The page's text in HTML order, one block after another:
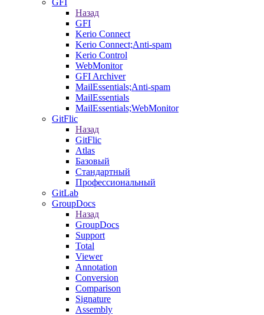
GFI
Назад
GFI
Kerio Connect
Kerio Connect;Anti-spam
Kerio Control
WebMonitor
GFI Archiver
MailEssentials;Anti-spam
MailEssentials
MailEssentials;WebMonitor
GitFlic
Назад
GitFlic
Atlas
Базовый
Стандартный
Профессиональный
GitLab
GroupDocs
Назад
GroupDocs
Support
Total
Viewer
Annotation
Conversion
Comparison
Signature
Assembly